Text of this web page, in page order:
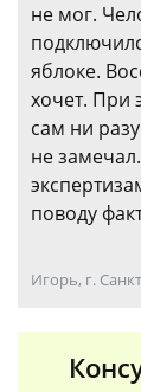
не мог.
яблоке.
хочет. При
сам ни
не
поводу
Игорь, г.